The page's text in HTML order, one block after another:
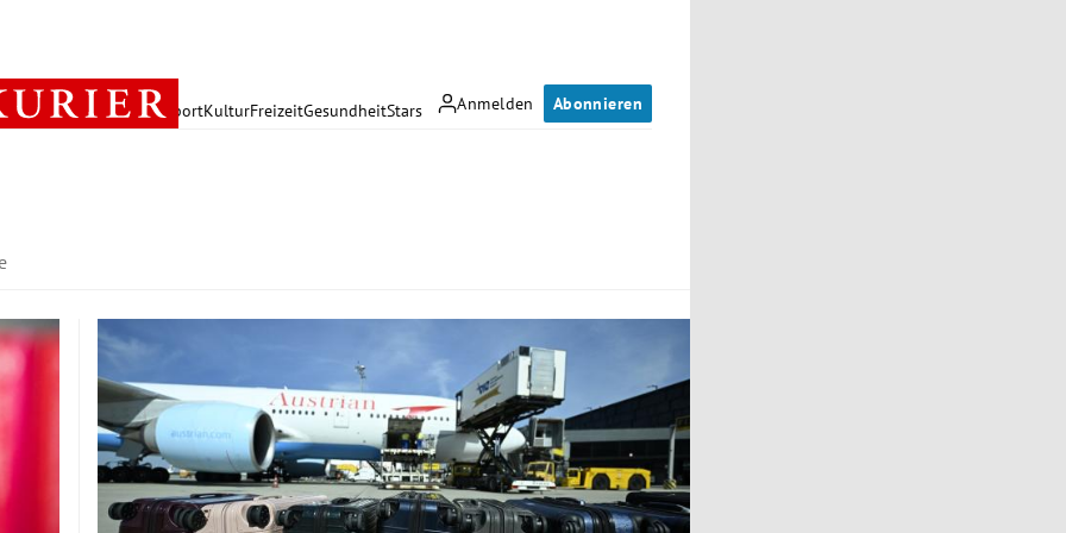
Anmelden Abonnieren
PolitikWirtschaft SportKulturFreizeitGesundheitStars